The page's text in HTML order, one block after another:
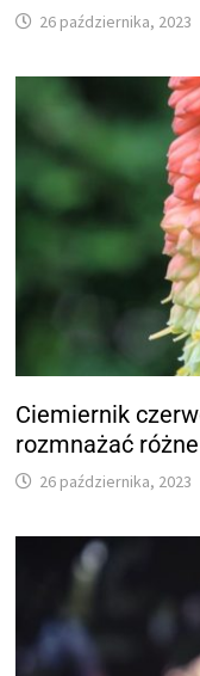
26 października, 2023
Ciemiernik
rozmnażać
26 października, 2023